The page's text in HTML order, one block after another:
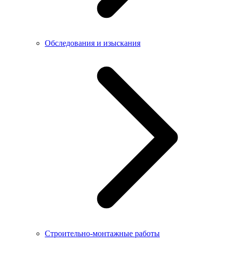
Обследования и изыскания
Строительно-монтажные работы